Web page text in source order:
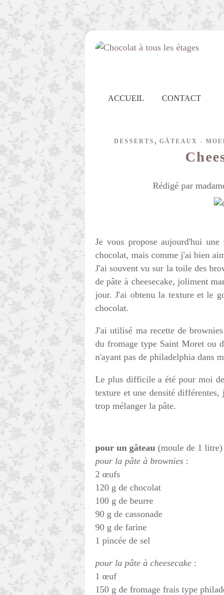
ACCUEIL CONTACT
DESSERTS , GÂTEAUX -
Rédigé par
Je vous propose aujourd'hui
chocolat, mais comme j'ai bien
J'ai souvent vu sur la toile des
de pâte à cheesecake, joliment
jour. J'ai obtenu la texture et le
chocolat.
J'ai utilisé ma recette de
du fromage type Saint Moret ou
n'ayant pas de philadelphia dans
Le plus difficile a été pour moi
texture et une densité différentes,
trop mélanger la pâte.
pour un gâteau (moule de 1 litre)
pour la pâte à brownies :
2 œufs
120 g de chocolat
100 g de beurre
90 g de cassonade
90 g de farine
1 pincée de sel
pour la pâte à cheesecake :
1 œuf
150 g de fromage frais type